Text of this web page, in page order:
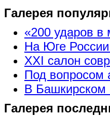
Галерея
«200 ударов
На Юге
XXI салон
Под вопросом
В Башкирском
Галерея